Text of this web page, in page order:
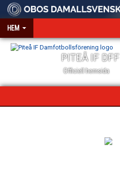
HEM
PITEÅ IF DFF
Officiell hemsida